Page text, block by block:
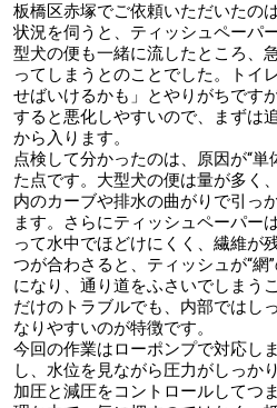
板橋区赤塚でご依頼いただいたの
状況を伺うと、ティッシュペーパ
型犬の便も一緒に流したところ、
ってしまうとのことでした。トイ
せばいけるかも」とやりがちです
すると悪化しやすいので、まずは
から入ります。
点検して分かったのは、原因が“単
た点です。大型犬の便は量が多く
内のカーブや排水の曲がりで引っ
ます。さらにティッシュペーパー
って水中でほどけにくく、繊維が
つが合わさると、ティッシュが“網
になり、通り道をふさいでしまう
だけのトラブルでも、内部ではし
なりやすいのが特徴です。
今回の作業はローポンプで対応し
し、水位を見ながら圧力がしっか
加圧と減圧をコントロールしてつ